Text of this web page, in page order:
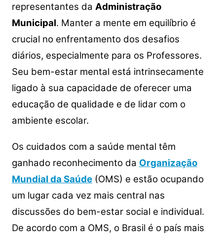
representantes da Administração
Municipal. Manter a mente em equilíbrio é
crucial no enfrentamento dos desafios
diários, especialmente para os Professores.
Seu bem-estar mental está intrinsecamente
ligado à sua capacidade de oferecer uma
educação de qualidade e de lidar com o
ambiente escolar.
Os cuidados com a saúde mental têm
ganhado reconhecimento da Organização
Mundial da Saúde(OMS) e estão ocupando
um lugar cada vez mais central nas
discussões do bem-estar social e individual.
De acordo com a OMS, o Brasil é o país mais